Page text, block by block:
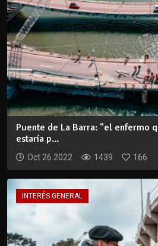
Puente de La Barra: "el enfermo
estaría p...
Oct 26 2022 1439 166
INTERÉS GENERAL